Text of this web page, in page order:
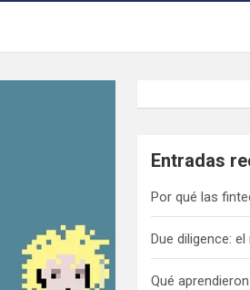
Entradas
Por qué las
Due diligence:
Qué